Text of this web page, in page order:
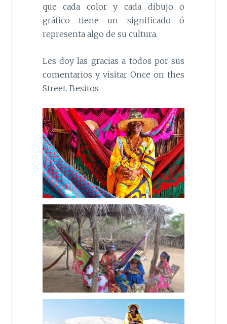
que cada color y cada dibujo o
gráfico tiene un significado ó
representa algo de su cultura.
Les doy las gracias a todos por sus
comentarios y visitar Once on thes
Street. Besitos